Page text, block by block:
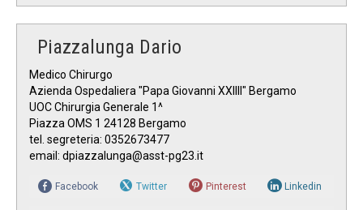
Piazzalunga Dario
Medico Chirurgo
Azienda Ospedaliera "Papa Giovanni XXIIII" Bergamo
UOC Chirurgia Generale 1^
Piazza OMS 1 24128 Bergamo
tel. segreteria: 0352673477
email: dpiazzalunga@asst-pg23.it
Facebook Twitter Pinterest Linkedin